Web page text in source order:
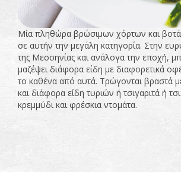
Μία πληθώρα βρώσιμων χόρτων και
σε αυτήν την μεγάλη κατηγορία. Στην
της Μεσσηνίας και ανάλογα την εποχή,
μαζέψει διάφορα είδη με διαφορετικά
το καθένα από αυτά. Τρώγονται βραστά
και διάφορα είδη τυριών ή τσιγαριτά ή
κρεμμύδι και φρέσκια ντομάτα.